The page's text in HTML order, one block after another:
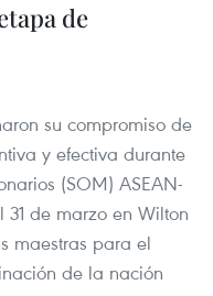
de
su compromiso de
y efectiva durante
(SOM) ASEAN-
de marzo en Wilton
maestras para el
de la nación